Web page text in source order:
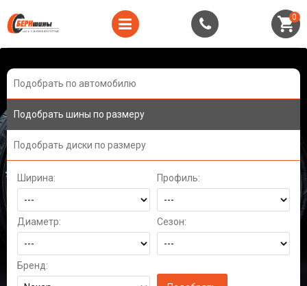
0
Подобрать по автомобилю
Подобрать шины по размеру
Подобрать диски по размеру
Ширина: Профиль:
Диаметр: Сезон:
Бренд: